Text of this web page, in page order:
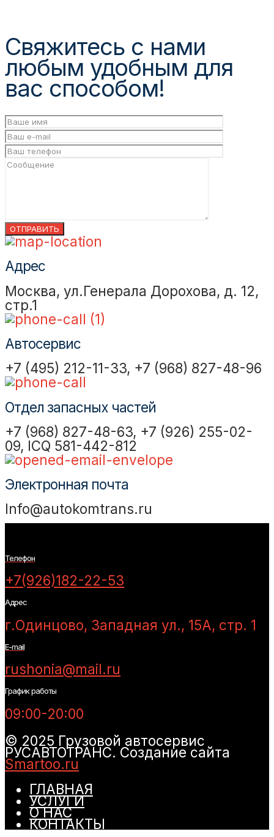
Свяжитесь с нами
любым удобным для
вас способом!
Адрес
Москва, ул.Генерала Дорохова, д. 12,
стр.1
Автосервис
+7 (495) 212-11-33, +7 (968) 827-48-96
Отдел запасных частей
+7 (968) 827-48-63, +7 (926) 255-02-
09, ICQ 581-442-812
Электронная почта
Info@autokomtrans.ru
Телефон
+7(926)182-22-53
Адрес
г.Одинцово, Западная ул., 15А, стр. 1
E-mail
rushonia@mail.ru
График работы
09:00-20:00
© 2025 Грузовой автосервис
РУСАВТОТРАНС. Создание сайта
Smartoo.ru
ГЛАВНАЯ
УСЛУГИ
О НАС
КОНТАКТЫ